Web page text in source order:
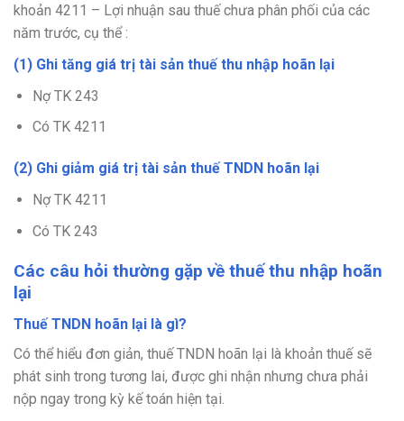
khoản 4211 – Lợi nhuận sau thuế chưa phân phối của các
năm trước, cụ thể :
(1) Ghi tăng giá trị tài sản thuế thu nhập hoãn lại
Nợ TK 243
Có TK 4211
(2) Ghi giảm giá trị tài sản thuế TNDN hoãn lại
Nợ TK 4211
Có TK 243
Các câu hỏi thường gặp về thuế thu nhập hoãn
lại
Thuế TNDN hoãn lại là gì?
Có thể hiểu đơn giản, thuế TNDN hoãn lại là khoản thuế sẽ
phát sinh trong tương lai, được ghi nhận nhưng chưa phải
nộp ngay trong kỳ kế toán hiện tại.